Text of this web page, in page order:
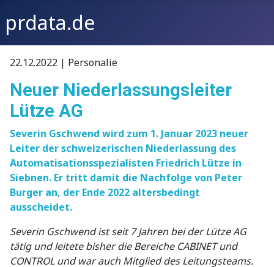
prdata.de
22.12.2022 | Personalie
Neuer Niederlassungsleiter
Lütze AG
Severin Gschwend wird zum 1. Januar 2023 neuer
Leiter der schweizerischen Niederlassung des
Automatisationsspezialisten Friedrich Lütze in
Siebnen. Er tritt damit die Nachfolge von Peter
Burger an, der Ende 2022 altersbedingt
ausscheidet.
Severin Gschwend ist seit 7 Jahren bei der Lütze AG
tätig und leitete bisher die Bereiche CABINET und
CONTROL und war auch Mitglied des Leitungsteams.